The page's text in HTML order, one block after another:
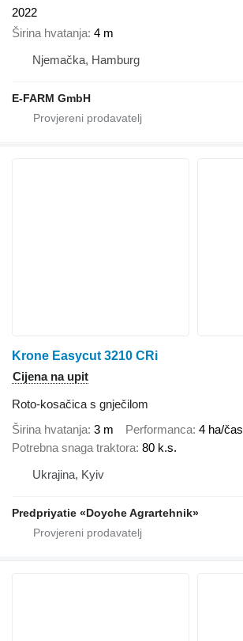
2022
Širina hvatanja 4 m
Njemačka, Hamburg
E-FARM GmbH
Krone Easycut 3210 CRi
Cijena na upit
Roto-kosačica s gnječilom
Širina hvatanja 3 m Performanca 4 ha/čas
Potrebna snaga traktora 80 k.s.
Ukrajina, Kyiv
Predpriyatie «Doyche Agrartehnik»